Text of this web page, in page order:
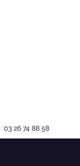
03 26 74 88 58